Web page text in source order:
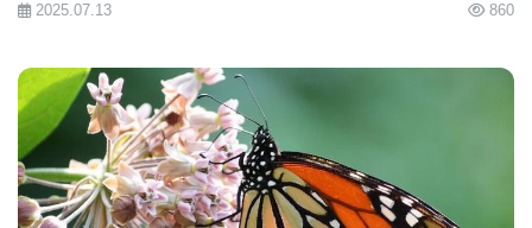
手に入れるため、研究チームはこの植物が自生して
いる土地、オーストラリア大陸東海岸から750マイル
の位置にある小さな島国ニューカレドニアの本島
Grande Terreまで長い旅をしなければならなかっ
2025.07.13 860
BIOMARKET JP